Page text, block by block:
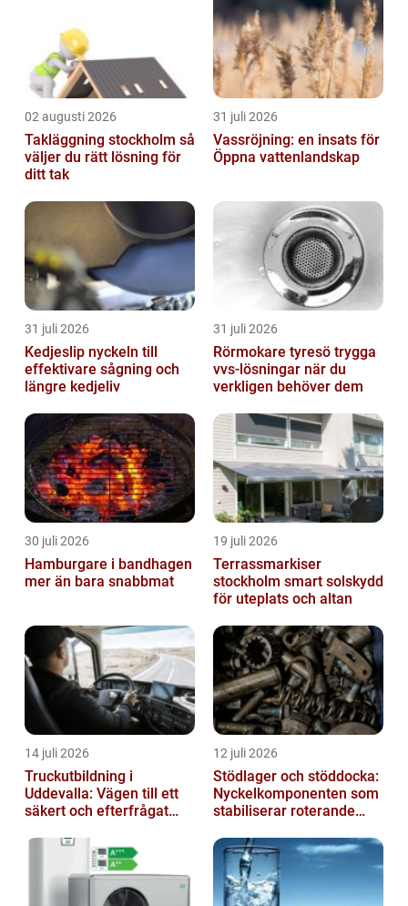
02 augusti 2026
Takläggning stockholm så
väljer du rätt lösning för
ditt tak
31 juli 2026
Vassröjning: en insats för
Öppna vattenlandskap
31 juli 2026
Kedjeslip nyckeln till
effektivare sågning och
längre kedjeliv
31 juli 2026
Rörmokare tyresö trygga
vvs-lösningar när du
verkligen behöver dem
30 juli 2026
Hamburgare i bandhagen
mer än bara snabbmat
19 juli 2026
Terrassmarkiser
stockholm smart solskydd
för uteplats och altan
14 juli 2026
Truckutbildning i
Uddevalla: Vägen till ett
säkert och efterfrågat
12 juli 2026
Stödlager och stöddocka:
Nyckelkomponenten som
stabiliserar roterande